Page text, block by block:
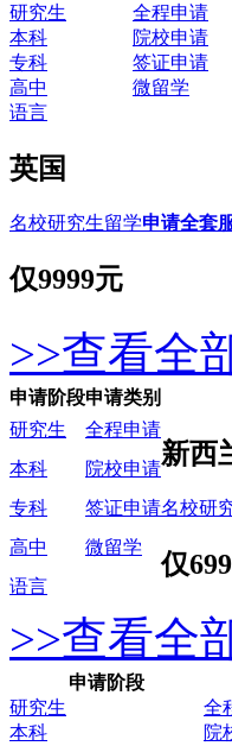
研究生
全程申请
本科
院校申请
专科
签证申请
高中
微留学
语言
英国
名校研究生留学申请全套
仅9999元
>>查看全
申请阶段申请类别
研究生
全程申请
新西
名校研
仅
本科
院校申请
专科
签证申请
高中
微留学
语言
>>查看全
申请阶段
研究生
全
本科
院